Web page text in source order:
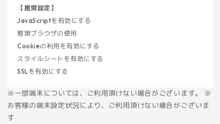
【推奨設定】
JavaScriptを有効にする
推奨ブラウザの使用
Cookieの利用を有効にする
スタイルシートを有効にする
SSLを有効にする
※一部端末については、ご利用頂けない場合がございます。 ※
お客様の端末設定状況により、ご利用頂けない場合がございま
す